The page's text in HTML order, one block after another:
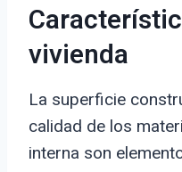
vivienda
La superficie
calidad de los
interna son